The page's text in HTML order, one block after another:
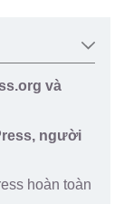
và
người
hoàn toàn